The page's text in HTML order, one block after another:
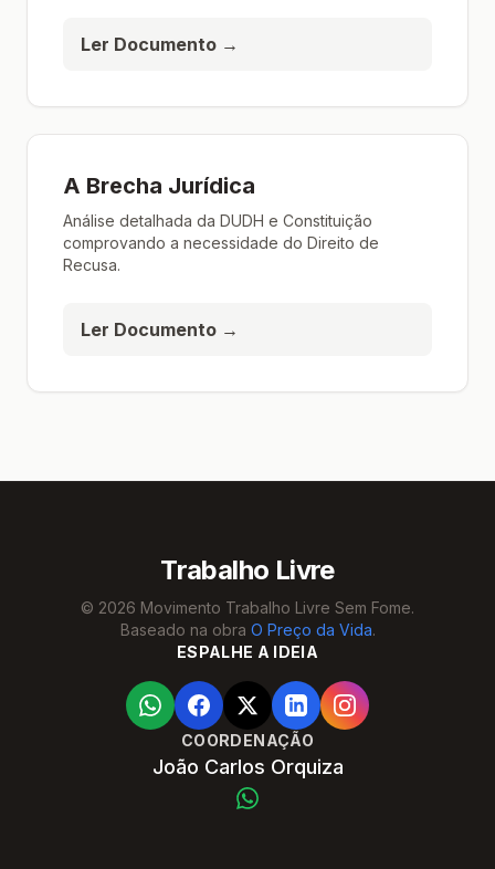
Ler Documento →
A Brecha Jurídica
Análise detalhada da DUDH e Constituição
comprovando a necessidade do Direito de
Recusa.
Ler Documento →
Trabalho Livre
© 2026 Movimento Trabalho Livre Sem Fome.
Baseado na obra O Preço da Vida.
ESPALHE A IDEIA
COORDENAÇÃO
João Carlos Orquiza